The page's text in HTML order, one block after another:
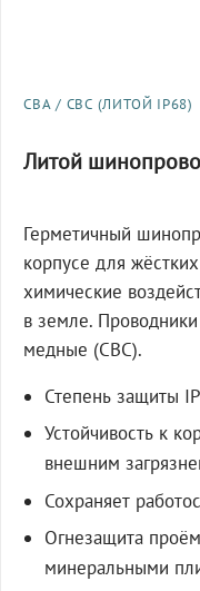
СВА / СВС (ЛИТОЙ IP68)
Литой
Герметичный
корпусе для
химические
в земле.
медные (СВС).
Степень защиты
Устойчивость к
внешним
Сохраняет
Огнезащита
минеральными